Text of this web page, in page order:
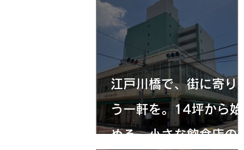
江戸川橋で、街に寄り添
う一軒を。14坪から始
める、小さな飲食店のか